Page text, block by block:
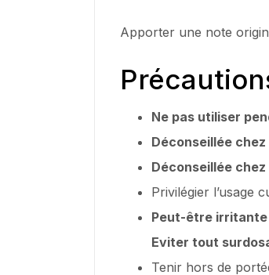
Apporter une note
Ne pas utiliser
Déconseillée
Déconseillée
Privilégier l’usage
Peut-être irritante
Eviter tout
Tenir hors de